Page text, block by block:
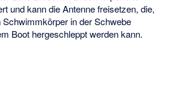
und kann die Antenne freisetzen, die,
Schwimmkörper in der Schwebe
Boot hergeschleppt werden kann.